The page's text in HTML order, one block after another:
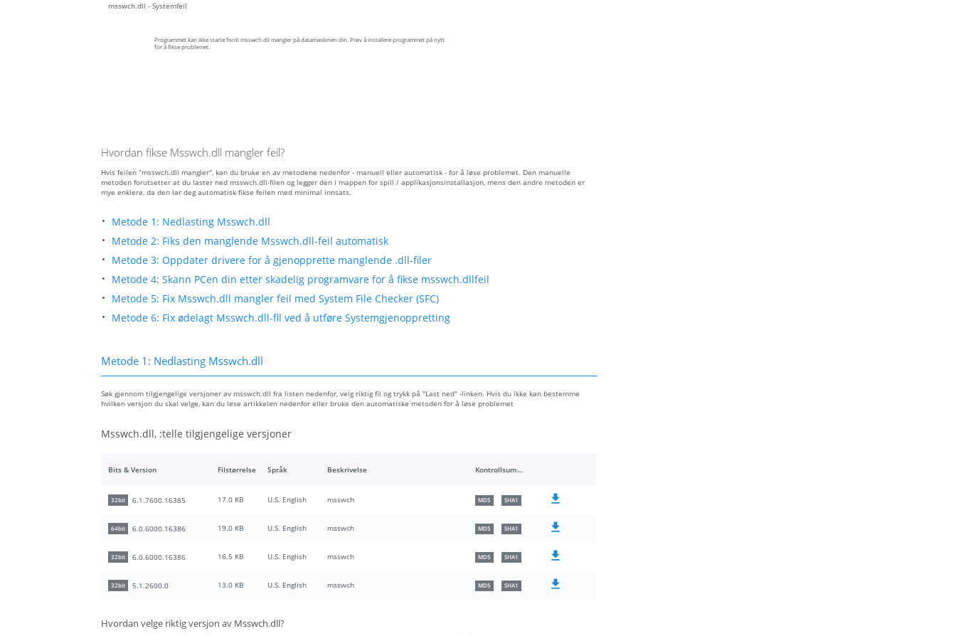
msswch.dll - Systemfeil
Programmet kan ikke starte fordi msswch.dll mangler på datamaskinen din. Prøv å installere programmet på nytt
for å fikse problemet.
Hvordan fikse Msswch.dll mangler feil?
Hvis feilen "msswch.dll mangler", kan du bruke en av metodene nedenfor - manuell eller automatisk - for å løse problemet. Den manuelle
metoden forutsetter at du laster ned msswch.dll-filen og legger den i mappen for spill / applikasjonsinstallasjon, mens den andre metoden er
mye enklere, da den lar deg automatisk fikse feilen med minimal innsats.
Metode 1: Nedlasting Msswch.dll
Metode 2: Fiks den manglende Msswch.dll-feil automatisk
Metode 3: Oppdater drivere for å gjenopprette manglende .dll-filer
Metode 4: Skann PCen din etter skadelig programvare for å fikse msswch.dllfeil
Metode 5: Fix Msswch.dll mangler feil med System File Checker (SFC)
Metode 6: Fix ødelagt Msswch.dll-fil ved å utføre Systemgjenoppretting
Metode 1: Nedlasting Msswch.dll
Søk gjennom tilgjengelige versjoner av msswch.dll fra listen nedenfor, velg riktig fil og trykk på "Last ned" -linken. Hvis du ikke kan bestemme
hvilken versjon du skal velge, kan du lese artikkelen nedenfor eller bruke den automatiske metoden for å løse problemet
Msswch.dll, :telle tilgjengelige versjoner
Bits & Version Filstørrelse Språk Beskrivelse Kontrollsummer
32bit 6.1.7600.16385 17.0 KB U.S. English msswch MD5 SHA1
64bit 6.0.6000.16386 19.0 KB U.S. English msswch MD5 SHA1
32bit 6.0.6000.16386 16.5 KB U.S. English msswch MD5 SHA1
32bit 5.1.2600.0 13.0 KB U.S. English msswch MD5 SHA1
Hvordan velge riktig versjon av Msswch.dll?